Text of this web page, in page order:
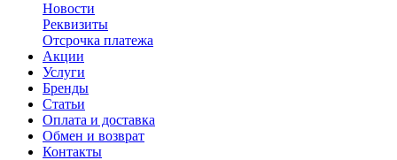
Новости
Реквизиты
Отсрочка платежа
Акции
Услуги
Бренды
Статьи
Оплата и доставка
Обмен и возврат
Контакты